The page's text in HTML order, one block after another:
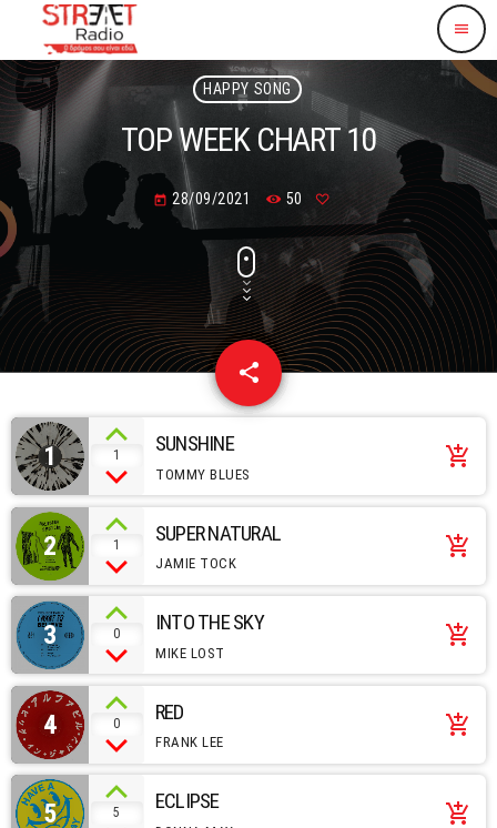
menu
HAPPY SONG
TOP WEEK CHART 10
today 28/09/2021 50
share
email
1 1 SUNSHINE
TOMMY BLUES
add_shopping_cart
2 1 SUPER NATURAL
JAMIE TOCK
add_shopping_cart
3 0 INTO THE SKY
MIKE LOST
add_shopping_cart
4 0 RED
FRANK LEE
add_shopping_cart
5 5 ECLIPSE add_shopping_cart